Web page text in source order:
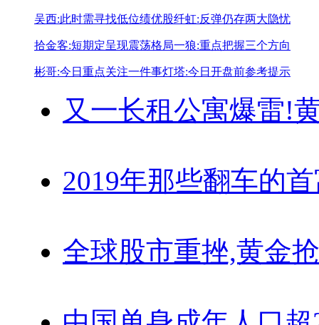
吴西:此时需寻找低位绩优股纤虹:反弹仍存两大隐忧
拾金客:短期定呈现震荡格局一狼:重点把握三个方向
彬哥:今日重点关注一件事灯塔:今日开盘前参考提示
又一长租公寓爆雷!
2019年那些翻车的
全球股市重挫,黄金